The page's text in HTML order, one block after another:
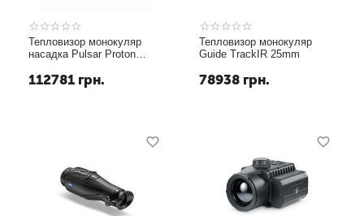
Тепловизор монокуляр
насадка Pulsar Proton
112781 грн.
Теп­ло­ви­зор монокуляр
Guide TrackIR 25mm
78938 грн.